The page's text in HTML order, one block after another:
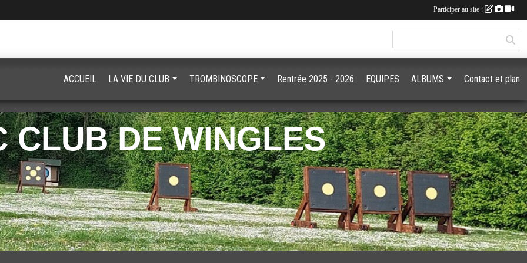
CLUB DE WINGLES
ACCUEIL LA VIE DU CLUB TROMBINOSCOPE Rentrée 2025 - 2026 EQUIPES ALBUMS Contact et plan
Participer au site :